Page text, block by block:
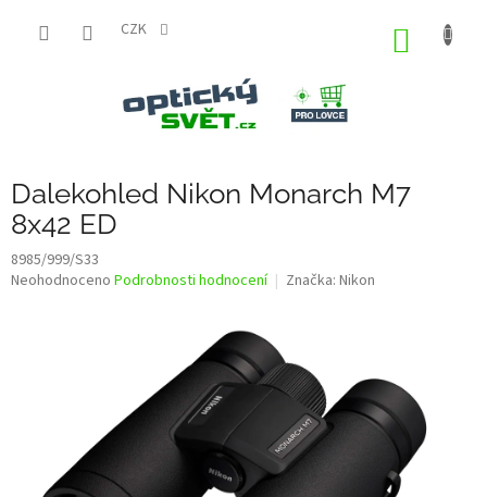
CZK
Dalekohled Nikon Monarch M7
8x42 ED
8985/999/S33
Průměrné
Neohodnoceno Podrobnosti hodnocení Značka: Nikon